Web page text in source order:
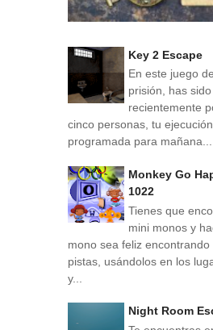
Key 2 Escape
En este juego
prisión, has
recientemente
cinco personas, tu
programada para mañana...
Monkey Go
1022
Tienes que
mini monos y
mono sea feliz
pistas, usándolos en los
y...
Night Room